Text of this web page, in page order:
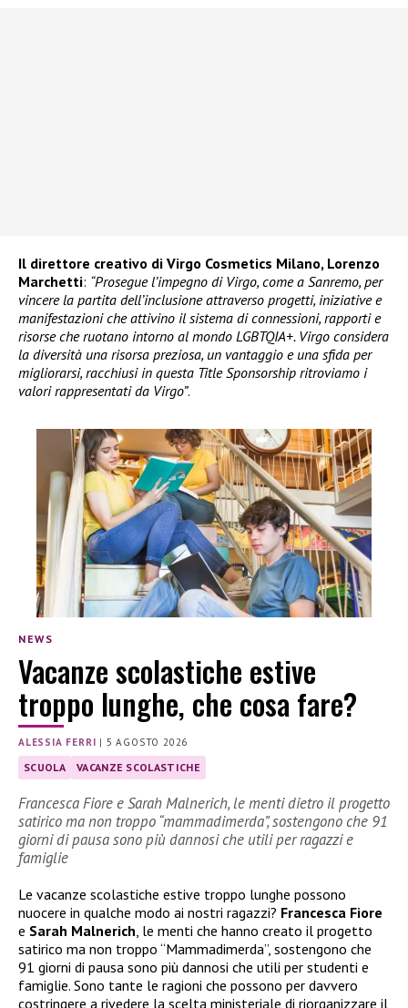
Il direttore creativo di Virgo Cosmetics Milano, Lorenzo
Marchetti: “Prosegue l’impegno di Virgo, come a Sanremo, per
vincere la partita dell’inclusione attraverso progetti, iniziative e
manifestazioni che attivino il sistema di connessioni, rapporti e
risorse che ruotano intorno al mondo LGBTQIA+. Virgo considera
la diversità una risorsa preziosa, un vantaggio e una sfida per
migliorarsi, racchiusi in questa Title Sponsorship ritroviamo i
valori rappresentati da Virgo”.
NEWS
Vacanze scolastiche estive
troppo lunghe, che cosa fare?
ALESSIA FERRI | 5 AGOSTO 2026
SCUOLA VACANZE SCOLASTICHE
Francesca Fiore e Sarah Malnerich, le menti dietro il progetto
satirico ma non troppo “mammadimerda”, sostengono che 91
giorni di pausa sono più dannosi che utili per ragazzi e
famiglie
Le vacanze scolastiche estive troppo lunghe possono
nuocere in qualche modo ai nostri ragazzi? Francesca Fiore
e Sarah Malnerich, le menti che hanno creato il progetto
satirico ma non troppo “Mammadimerda”, sostengono che
91 giorni di pausa sono più dannosi che utili per studenti e
famiglie. Sono tante le ragioni che possono per davvero
costringere a rivedere la scelta ministeriale di riorganizzare il